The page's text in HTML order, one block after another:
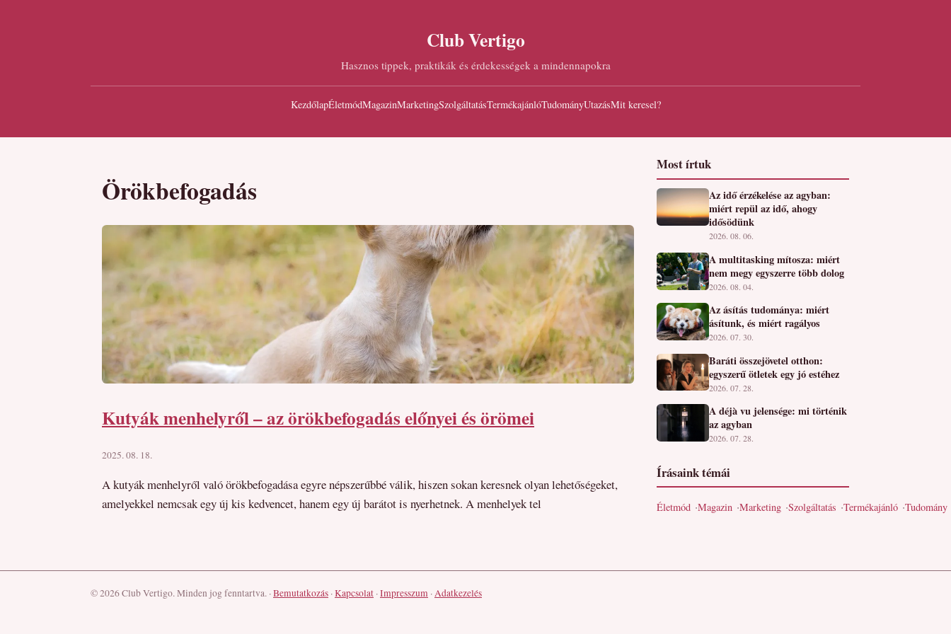
Club Vertigo
Hasznos tippek, praktikák és érdekességek a mindennapokra
KezdőlapÉletmódMagazinMarketingSzolgáltatásTermékajánlóTudományUtazásMit keresel?
Örökbefogadás
Kutyák menhelyről – az örökbefogadás előnyei és örömei
2025. 08. 18.
A kutyák menhelyről való örökbefogadása egyre népszerűbbé válik, hiszen sokan keresnek olyan lehetőségeket,
amelyekkel nemcsak egy új kis kedvencet, hanem egy új barátot is nyerhetnek. A menhelyek tel
Most írtuk
Az idő érzékelése az agyban:
miért repül az idő, ahogy
idősödünk
2026. 08. 06.
A multitasking mítosza: miért
nem megy egyszerre több dolog
2026. 08. 04.
Az ásítás tudománya: miért
ásítunk, és miért ragályos
2026. 07. 30.
Baráti összejövetel otthon:
egyszerű ötletek egy jó estéhez
2026. 07. 28.
A déjà vu jelensége: mi történik
az agyban
2026. 07. 28.
Írásaink témái
Életmód Magazin Marketing Szolgáltatás Termékajánló Tudomány
© 2026 Club Vertigo. Minden jog fenntartva. ·Bemutatkozás ·Kapcsolat ·Impresszum · Adatkezelés